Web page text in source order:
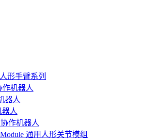
形手臂系列
作机器人
器人
人
作机器人
通用人形关节模组